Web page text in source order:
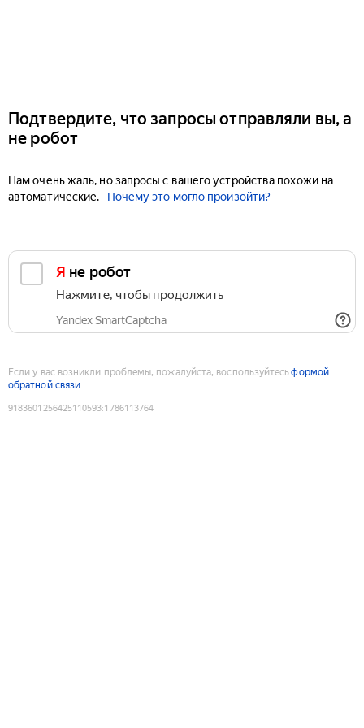
Подтвердите, что запросы отправляли вы, а
не робот
Нам очень жаль, но запросы с вашего устройства похожи на
автоматические.
Почему это могло произойти?
Я не робот
Нажмите, чтобы продолжить
Yandex SmartCaptcha
Если у вас возникли проблемы, пожалуйста, воспользуйтесьформой
обратной связи
9183601256425110593:1786113764